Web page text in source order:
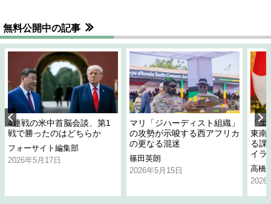
無料公開中の記事
4連戦の米中首脳会談、第1
戦で勝ったのはどちらか
フォーサイト編集部
2026年5月17日
マリ「ジハーディスト組織」
の攻勢が示唆する西アフリカ
の更なる混迷
篠田英朗
2026年5月15日
「
東南
る課
イラ
高橋
2026